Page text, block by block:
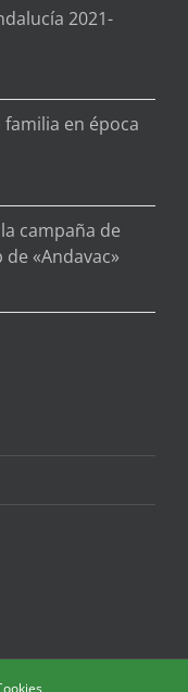
2021-
en época
campaña de
de «Andavac»